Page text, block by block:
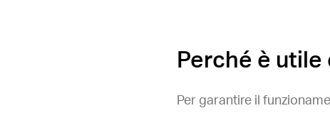
Perché è
Per garantire il